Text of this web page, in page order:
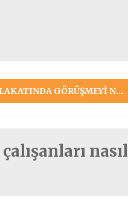
İŞ MÜLAKATINDA GÖRÜŞMEYI NASIL YÖNLENDIRIRSINIZ?
nasıl